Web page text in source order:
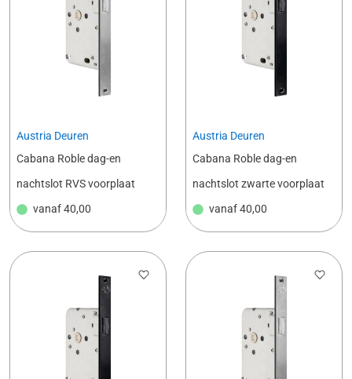
Austria Deuren
Cabana Roble dag-en
nachtslot RVS voorplaat
vanaf40,00
Austria Deuren
Cabana Roble dag-en
nachtslot zwarte voorplaat
vanaf40,00